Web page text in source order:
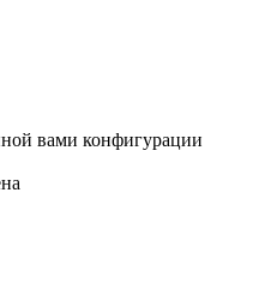
вами конфигурации